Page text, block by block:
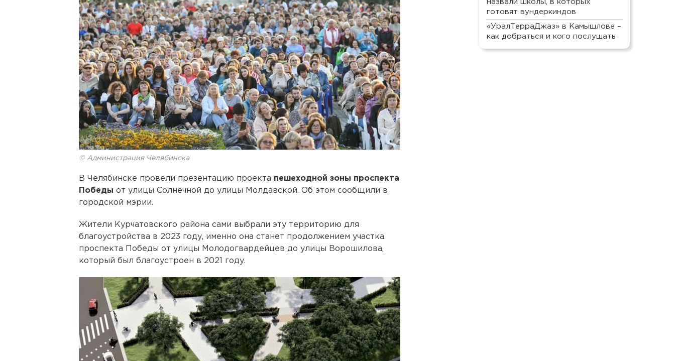
© Администрация Челябинска
В Челябинске провели презентацию проекта пешеходной зоны проспекта
Победы от улицы Солнечной до улицы Молдавской. Об этом сообщили в
городской мэрии.
Жители Курчатовского района сами выбрали эту территорию для
благоустройства в 2023 году, именно она станет продолжением участка
проспекта Победы от улицы Молодогвардейцев до улицы Ворошилова,
который был благоустроен в 2021 году.
назвали школы, в которых
готовят вундеркиндов
«УралТерраДжаз» в Камышлове –
как добраться и кого послушать